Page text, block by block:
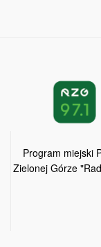
Program miejski
Zielonej Górze